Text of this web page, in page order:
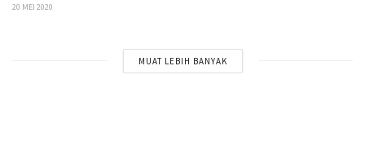
20 MEI 2020
MUAT LEBIH BANYAK